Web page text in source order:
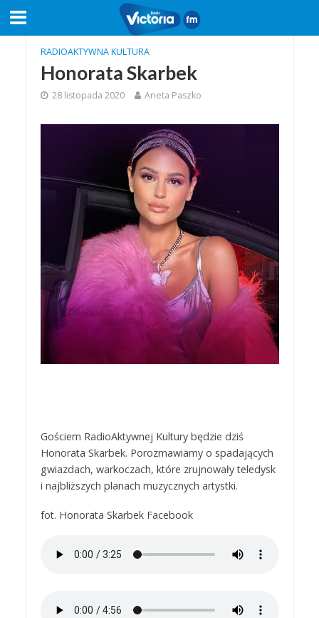
RADIOAKTYWNA KULTURA
Honorata Skarbek
28 listopada 2020 Aneta Paszko
Gościem RadioAktywnej Kultury będzie dziś
Honorata Skarbek. Porozmawiamy o spadających
gwiazdach, warkoczach, które zrujnowały teledysk
i najbliższych planach muzycznych artystki.
fot. Honorata Skarbek Facebook